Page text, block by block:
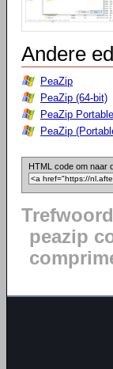
Andere
PeaZip
PeaZip (64-bit)
PeaZip Portable
PeaZip
HTML code om naar
peazip